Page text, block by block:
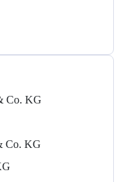
Co. KG
Co. KG